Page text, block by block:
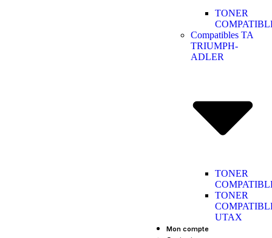
TONER
Compatibles TA
TRIUMPH-
ADLER
TONER
TONER
UTAX
Mon compte